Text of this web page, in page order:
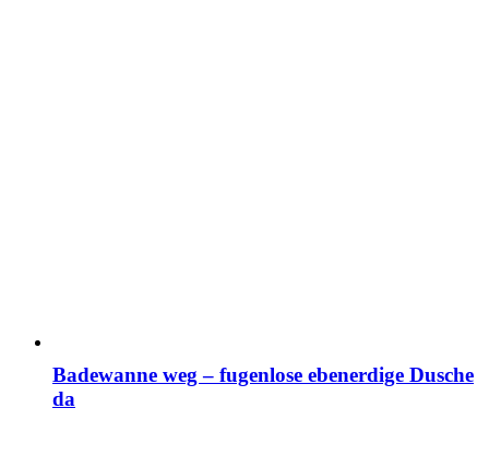
Badewanne weg – fugenlose ebenerdige Dusche
da